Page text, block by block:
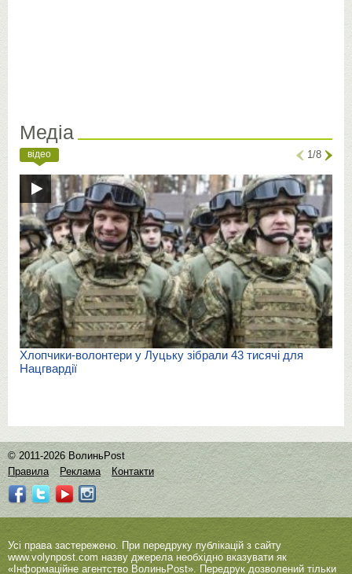
Медіа
відео 1/8
Хлопчики-волонтери у Луцьку зібрали 43 тисячі для
Нацгвардії
© 2011-2026 ВолиньPost
Правила
Реклама Контакти
Усі права застережено. При передруку публікацій з сайту
www.volynpost.com назву джерела необхідно вказувати як
«Інформаційне агентство ВолиньPost». Передрук дозволений тільки